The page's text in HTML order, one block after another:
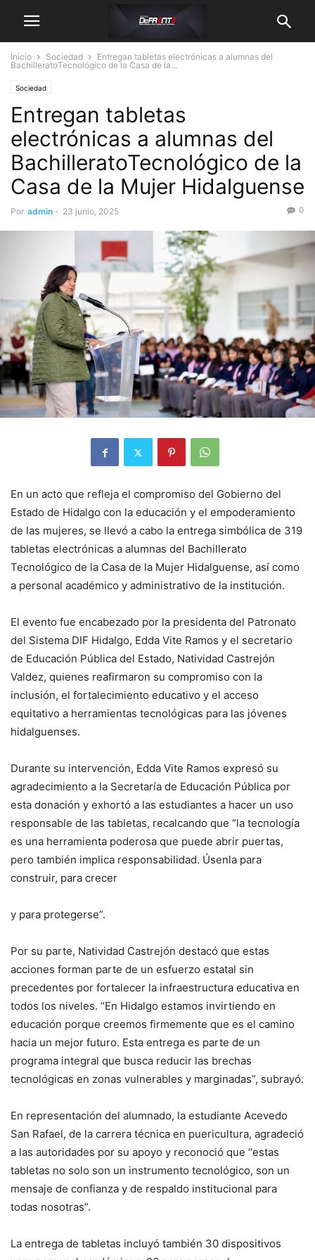
Inicio Sociedad
Entregan tabletas electrónicas a alumnas del
BachilleratoTecnológico de la Casa de la...
Sociedad
Entregan tabletas
electrónicas a alumnas del
BachilleratoTecnológico de la
Casa de la Mujer Hidalguense
Por admin - 23 junio, 2025 0
En un acto que refleja el compromiso del Gobierno del
Estado de Hidalgo con la educación y el empoderamiento
de las mujeres, se llevó a cabo la entrega simbólica de 319
tabletas electrónicas a alumnas del Bachillerato
Tecnológico de la Casa de la Mujer Hidalguense, así como
a personal académico y administrativo de la institución.
El evento fue encabezado por la presidenta del Patronato
del Sistema DIF Hidalgo, Edda Vite Ramos y el secretario
de Educación Pública del Estado, Natividad Castrejón
Valdez, quienes reafirmaron su compromiso con la
inclusión, el fortalecimiento educativo y el acceso
equitativo a herramientas tecnológicas para las jóvenes
hidalguenses.
Durante su intervención, Edda Vite Ramos expresó su
agradecimiento a la Secretaría de Educación Pública por
esta donación y exhortó a las estudiantes a hacer un uso
responsable de las tabletas, recalcando que “la tecnología
es una herramienta poderosa que puede abrir puertas,
pero también implica responsabilidad. Úsenla para
construir, para crecer
y para protegerse”.
Por su parte, Natividad Castrejón destacó que estas
acciones forman parte de un esfuerzo estatal sin
precedentes por fortalecer la infraestructura educativa en
todos los niveles. “En Hidalgo estamos invirtiendo en
educación porque creemos firmemente que es el camino
hacia un mejor futuro. Esta entrega es parte de un
programa integral que busca reducir las brechas
tecnológicas en zonas vulnerables y marginadas”, subrayó.
En representación del alumnado, la estudiante Acevedo
San Rafael, de la carrera técnica en puericultura, agradeció
a las autoridades por su apoyo y reconoció que “estas
tabletas no solo son un instrumento tecnológico, son un
mensaje de confianza y de respaldo institucional para
todas nosotras”.
La entrega de tabletas incluyó también 30 dispositivos